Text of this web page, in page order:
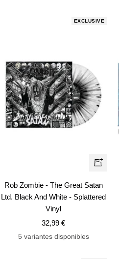
EXCLUSIVE
+
Rob Zombie - The Great Satan
Ltd. Black And White - Splattered
Vinyl
Precio
de
32,99 €
5 variantes disponibles